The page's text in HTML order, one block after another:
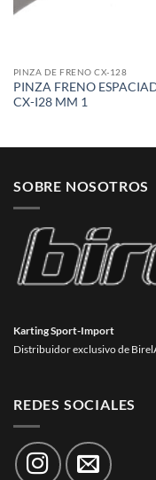
PINZA DE FRENO CX-128
PINZA FRENO
CX-I28 MM 1
SOBRE NOSOTROS
Karting Sport-Import
Distribuidor exclusivo de
REDES SOCIALES